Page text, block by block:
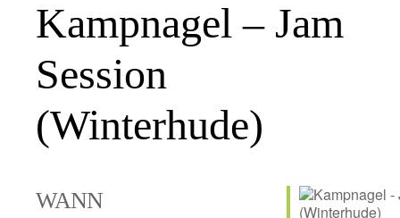
Kampnagel – Jam
Session
(Winterhude)
WANN